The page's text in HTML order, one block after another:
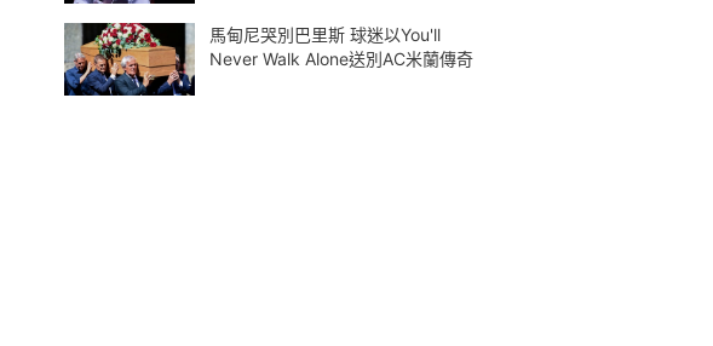
馬甸尼哭別巴里斯 球迷以You'll
Never Walk Alone送別AC米蘭傳奇